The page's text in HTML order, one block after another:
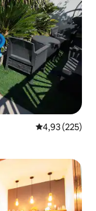
Gemiddelde
4,93 (225)